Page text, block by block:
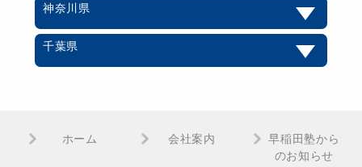
神奈川県
千葉県
ホーム 会社案内
早稲田塾から
のお知らせ